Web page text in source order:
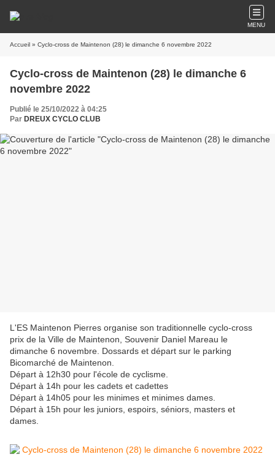
MENU
Accueil » Cyclo-cross de Maintenon (28) le dimanche 6 novembre 2022
Cyclo-cross de Maintenon (28) le dimanche 6
novembre 2022
Publié le 25/10/2022 à 04:25
Par DREUX CYCLO CLUB
L'ES Maintenon Pierres organise son traditionnelle cyclo-cross
prix de la Ville de Maintenon, Souvenir Daniel Mareau le
dimanche 6 novembre. Dossards et départ sur le parking
Bicomarché de Maintenon.
Départ à 12h30 pour l'école de cyclisme.
Départ à 14h pour les cadets et cadettes
Départ à 14h05 pour les minimes et minimes dames.
Départ à 15h pour les juniors, espoirs, séniors, masters et
dames.